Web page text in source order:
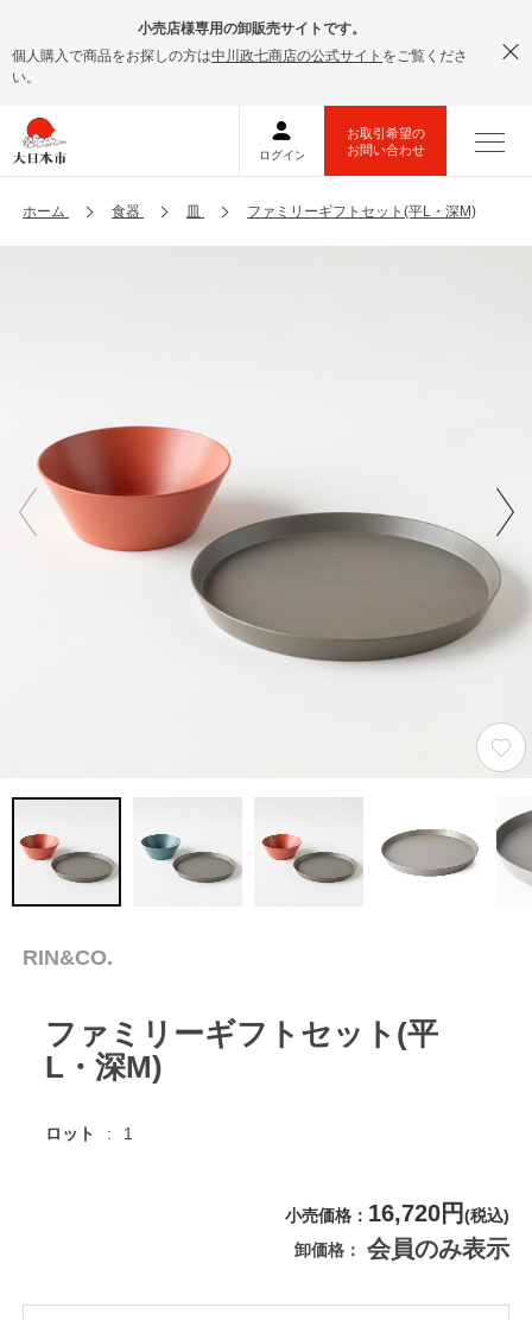
小売店様専用の卸販売サイトです。
個人購入で商品をお探しの方は中川政七商店の公式サイト をご覧くださ
い。
ホーム 食器 皿 ファミリーギフトセット(平L・深M)
RIN&CO.
ファミリーギフトセット(平
L・深M)
ロット 1
小売価格 16,720円(税込)
卸価格
会員のみ表示